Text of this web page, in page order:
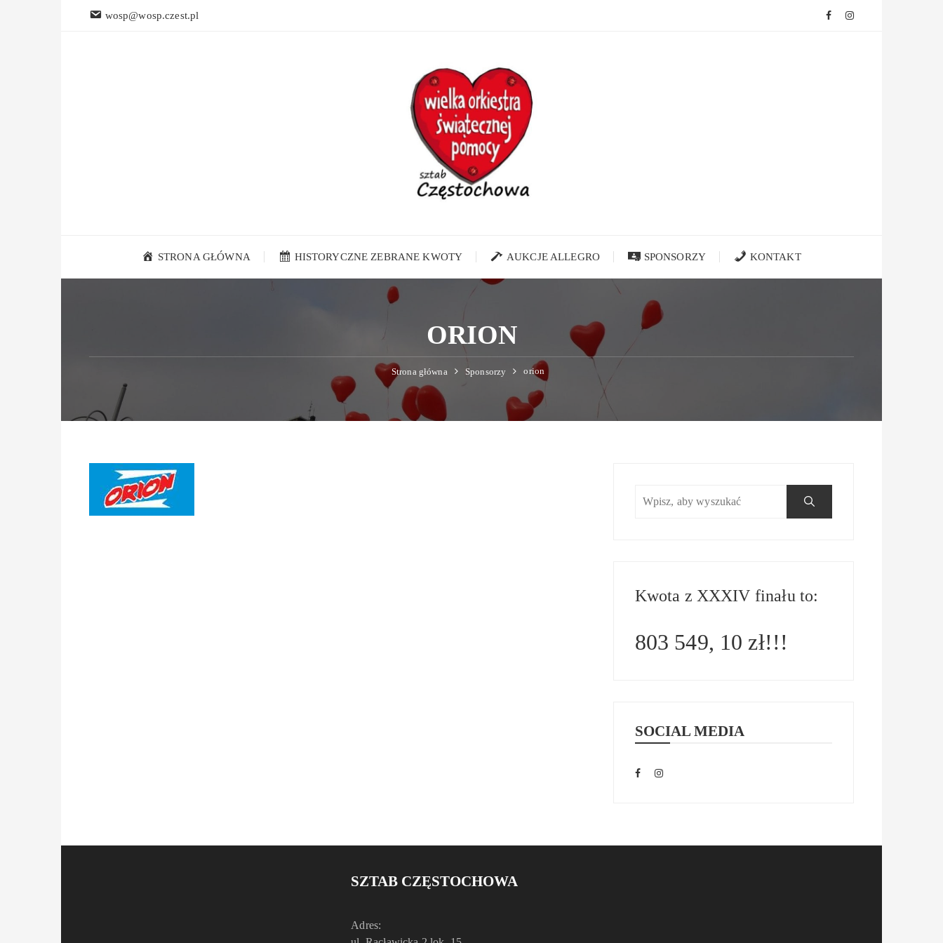
wosp@wosp.czest.pl
STRONA GŁÓWNA HISTORYCZNE ZEBRANE KWOTY AUKCJE ALLEGRO SPONSORZY KONTAKT
ORION
Strona główna Sponsorzy orion
Kwota z XXXIV finału to:
803 549, 10 zł!!!
SOCIAL MEDIA
SZTAB CZĘSTOCHOWA
Adres: